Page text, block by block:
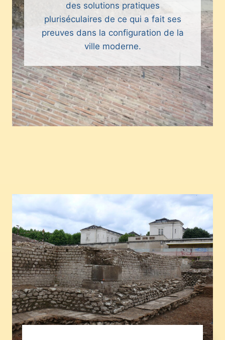
des solutions pratiques
pluriséculaires de ce qui a fait ses
preuves dans la configuration de la
ville moderne.